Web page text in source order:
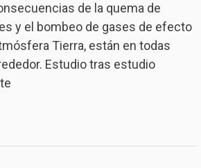
de la quema de
y el bombeo de gases de efecto
Tierra, están en todas
Estudio tras estudio